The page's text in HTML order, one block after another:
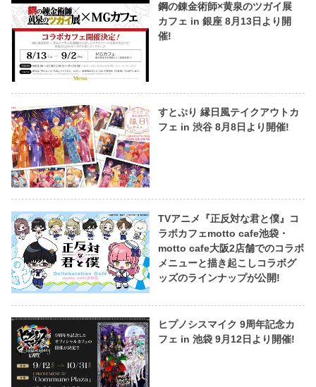
鋼の錬金術師×黄泉のツガイ展
カフェ in 銀座 8月13日より開
催!
すとぷり 縁日風テイクアウトカ
フェ in 渋谷 8月8日より開催!
TVアニメ『正反対な君と僕』コ
ラボカフェmotto cafe池袋・
motto cafe大阪2店舗でのコラボ
メニューと描き起こしコラボグ
ッズのラインナップが公開!
ヒプノシスマイク 9周年記念カ
フェ in 池袋 9月12日より開催!